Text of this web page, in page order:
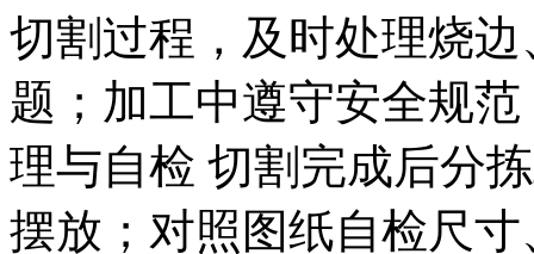
切割过程，及时处理烧
题；加工中遵守安全规
理与自检 切割完成后分
摆放；对照图纸自检尺